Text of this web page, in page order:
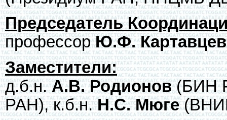
Председатель
профессорЮ.Ф. Картавцев
Заместители:
д.б.н.А.В. Родионов(БИН
РАН), к.б.н.Н.С. Мюге